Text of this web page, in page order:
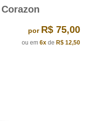
por R$ 75,00
ou em 6x de R$ 12,50